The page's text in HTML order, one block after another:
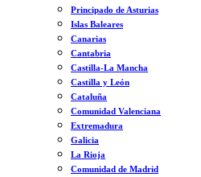
Principado de Asturias
Islas Baleares
Canarias
Cantabria
Castilla-La Mancha
Castilla y León
Cataluña
Comunidad Valenciana
Extremadura
Galicia
La Rioja
Comunidad de Madrid